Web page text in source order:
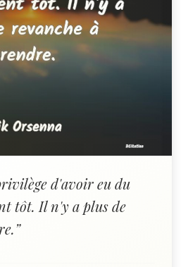
d'avoir eu du
tôt. Il n'y a plus de